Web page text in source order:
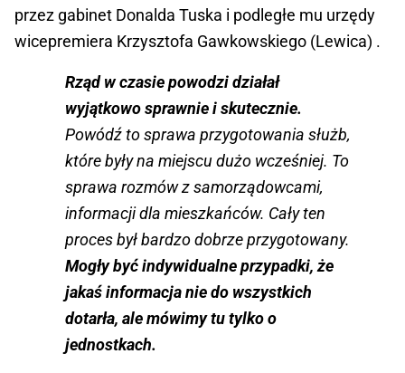
przez gabinet Donalda Tuska i podległe mu urzędy
wicepremiera Krzysztofa Gawkowskiego (Lewica) .
Rząd w czasie powodzi działał
wyjątkowo sprawnie i skutecznie.
Powódź to sprawa przygotowania służb,
które były na miejscu dużo wcześniej. To
sprawa rozmów z samorządowcami,
informacji dla mieszkańców. Cały ten
proces był bardzo dobrze przygotowany.
Mogły być indywidualne przypadki, że
jakaś informacja nie do wszystkich
dotarła, ale mówimy tu tylko o
jednostkach.